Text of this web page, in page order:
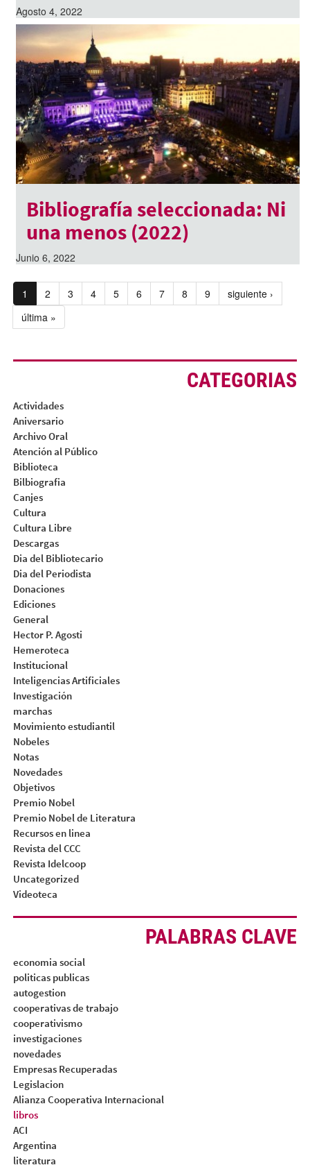
Agosto 4, 2022
Bibliografía seleccionada: Ni
una menos (2022)
Junio 6, 2022
1 2 3 4 5 6 7 8 9
siguiente ›
última »
CATEGORIAS
Actividades
Aniversario
Archivo Oral
Atención al Público
Biblioteca
Bilbiografia
Canjes
Cultura
Cultura Libre
Descargas
Dia del Bibliotecario
Dia del Periodista
Donaciones
Ediciones
General
Hector P. Agosti
Hemeroteca
Institucional
Inteligencias Artificiales
Investigación
marchas
Movimiento estudiantil
Nobeles
Notas
Novedades
Objetivos
Premio Nobel
Premio Nobel de Literatura
Recursos en linea
Revista del CCC
Revista Idelcoop
Uncategorized
Videoteca
PALABRAS CLAVE
economia social
politicas publicas
autogestion
cooperativas de trabajo
cooperativismo
investigaciones
novedades
Empresas Recuperadas
Legislacion
Alianza Cooperativa Internacional
libros
ACI
Argentina
literatura